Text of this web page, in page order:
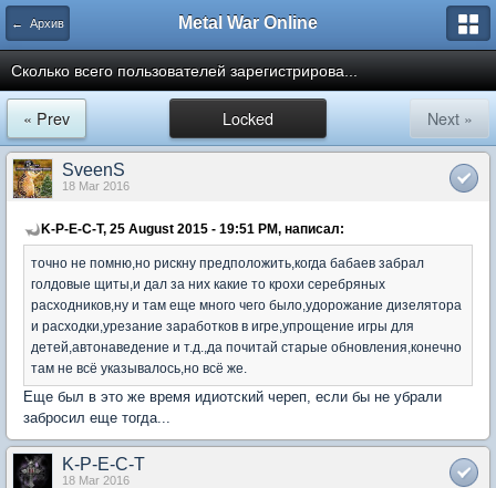
← Архив Metal War Online
Сколько всего пользователей зарегистрирова...
Locked
« Prev Next »
SveenS
18 Mar 2016
K-P-E-C-T, 25 August 2015 - 19:51 PM, написал:
точно не помню,но рискну предположить,когда бабаев забрал
голдовые щиты,и дал за них какие то крохи серебряных
расходников,ну и там еще много чего было,удорожание дизелятора
и расходки,урезание заработков в игре,упрощение игры для
детей,автонаведение и т.д.,да почитай старые обновления,конечно
там не всё указывалось,но всё же.
Еще был в это же время идиотский череп, если бы не убрали
забросил еще тогда...
K-P-E-C-T
18 Mar 2016